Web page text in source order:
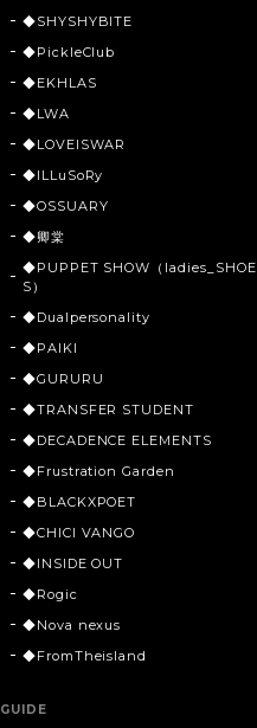
◆SHYSHYBITE
◆PickleClub
◆EKHLAS
◆LWA
◆LOVEISWAR
◆ILLuSoRy
◆OSSUARY
◆卿棠
◆PUPPET SHOW（ladies_SHOE
S）
◆Dualpersonality
◆PAIKI
◆GURURU
◆TRANSFER STUDENT
◆DECADENCE ELEMENTS
◆Frustration Garden
◆BLACKXPOET
◆CHICI VANGO
◆INSIDE OUT
◆Rogic
◆Nova nexus
◆FromTheisland
GUIDE